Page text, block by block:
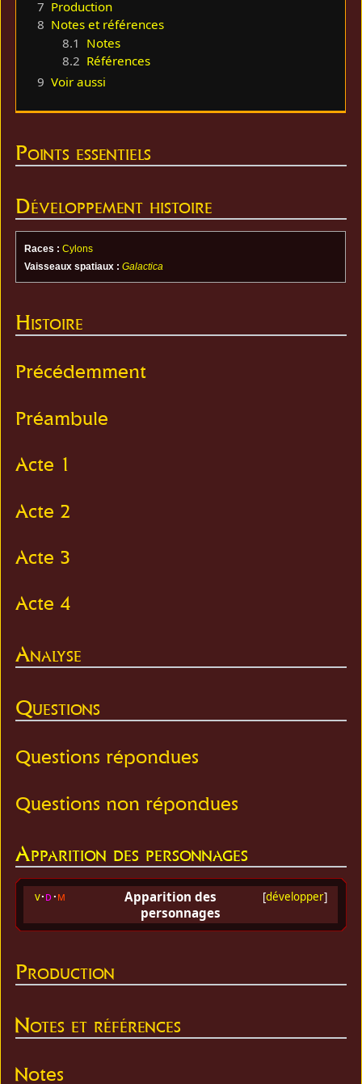
7 Production
8 Notes et références
8.1 Notes
8.2 Références
9 Voir aussi
Points essentiels
Développement histoire
Races : Cylons
Vaisseaux spatiaux : Galactica
Histoire
Précédemment
Préambule
Acte 1
Acte 2
Acte 3
Acte 4
Analyse
Questions
Questions répondues
Questions non répondues
Apparition des personnages
[développer]
v d m
Apparition des
personnages
Production
Notes et références
Notes